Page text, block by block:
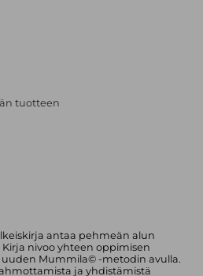
antaa pehmeän alun
nivoo yhteen oppimisen
Mummila© -metodin avulla.
ja yhdistämistä
tuotteen